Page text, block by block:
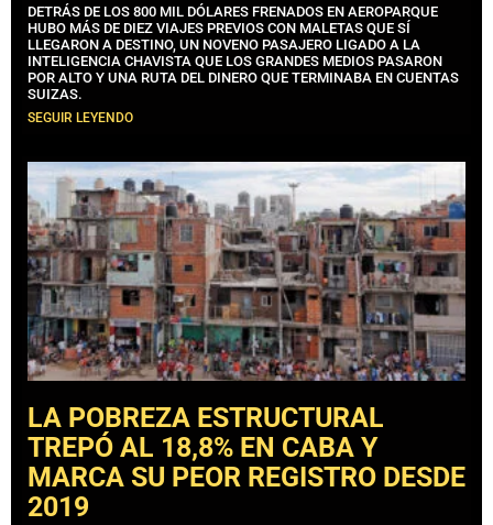
DETRÁS DE LOS 800 MIL DÓLARES FRENADOS EN AEROPARQUE
HUBO MÁS DE DIEZ VIAJES PREVIOS CON MALETAS QUE SÍ
LLEGARON A DESTINO, UN NOVENO PASAJERO LIGADO A LA
INTELIGENCIA CHAVISTA QUE LOS GRANDES MEDIOS PASARON
POR ALTO Y UNA RUTA DEL DINERO QUE TERMINABA EN CUENTAS
SUIZAS.
SEGUIR LEYENDO
LA POBREZA ESTRUCTURAL
TREPÓ AL 18,8% EN CABA Y
MARCA SU PEOR REGISTRO DESDE
2019